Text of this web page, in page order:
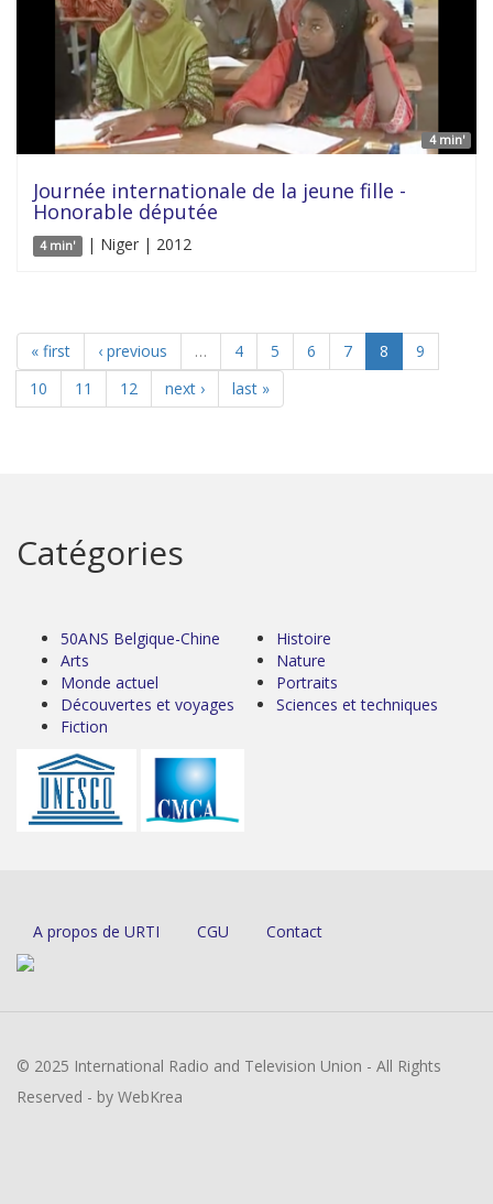
4 min'
Journée internationale de la jeune fille -
Honorable députée
4 min' | Niger | 2012
« first ‹ previous … 4 5 6 7 8
9
10
11 12 next › last »
Catégories
50ANS Belgique-Chine
Arts
Monde actuel
Découvertes et voyages
Fiction
Histoire
Nature
Portraits
Sciences et techniques
A propos de URTI CGU Contact
© 2025 International Radio and Television Union - All Rights
Reserved - by WebKrea